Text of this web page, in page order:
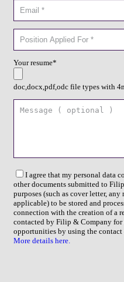
Your resume*
doc,docx,pdf,odc file types with
I agree that my personal data
other documents submitted to
purposes (such as cover letter,
applicable) to be stored and
connection with the creation of a
contacted by Filip & Company
opportunities by using the contact
More details here.